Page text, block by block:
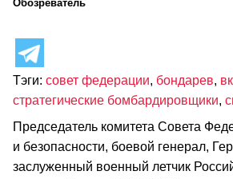
Обозреватель
Тэги: совет федерации, бондарев,
стратегические бомбардировщики,
Председатель комитета Совета
и безопасности, боевой генерал,
заслуженный военный летчик